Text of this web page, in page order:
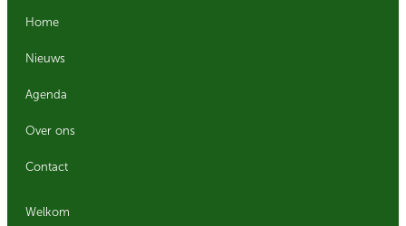
Home
Nieuws
Agenda
Over ons
Contact
Welkom